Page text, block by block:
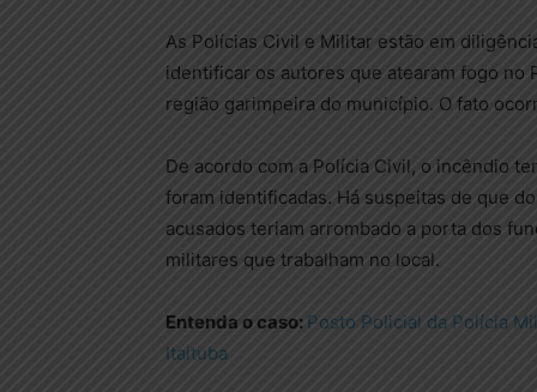
As Polícias Civil e Militar estão em
identificar os autores que atearam fogo no
região garimpeira do município. O fato
De acordo com a Polícia Civil, o incêndio
foram identificadas. Há suspeitas de que
acusados teriam arrombado a porta dos
militares que trabalham no local.
Entenda o caso: Posto Policial da Polícia
Itaituba